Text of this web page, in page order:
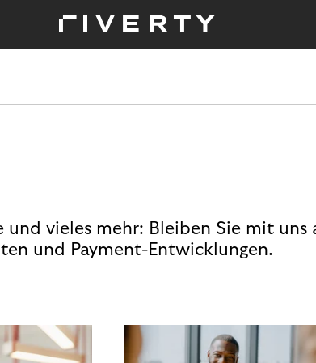
vieles mehr: Bleiben Sie mit
und Payment-Entwicklungen.